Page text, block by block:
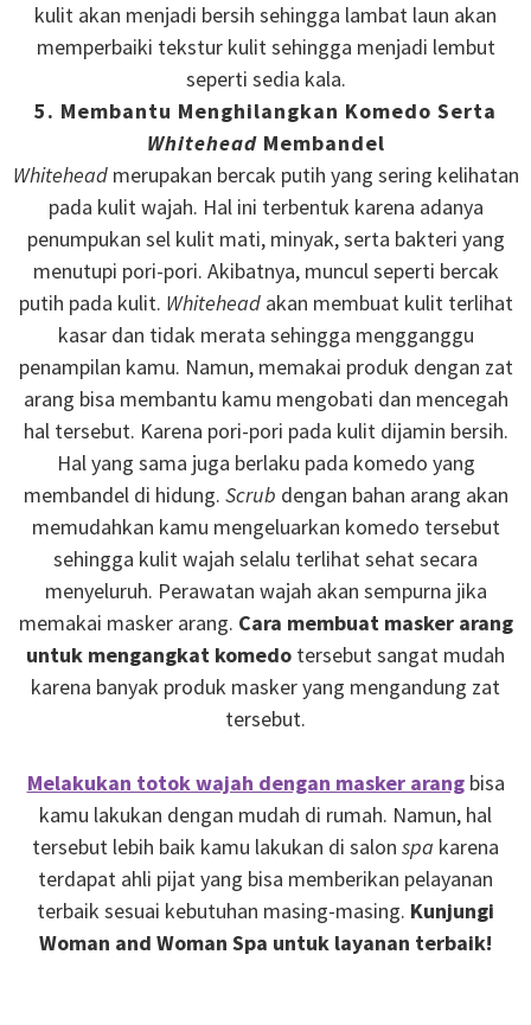
kulit akan menjadi bersih sehingga lambat laun akan
memperbaiki tekstur kulit sehingga menjadi lembut
seperti sedia kala.
5. Membantu Menghilangkan Komedo Serta
WhiteheadMembandel
Whiteheadmerupakan bercak putih yang sering kelihatan
pada kulit wajah. Hal ini terbentuk karena adanya
penumpukan sel kulit mati, minyak, serta bakteri yang
menutupi pori-pori. Akibatnya, muncul seperti bercak
putih pada kulit. Whiteheadakan membuat kulit terlihat
kasar dan tidak merata sehingga mengganggu
penampilan kamu. Namun, memakai produk dengan zat
arang bisa membantu kamu mengobati dan mencegah
hal tersebut. Karena pori-pori pada kulit dijamin bersih.
Hal yang sama juga berlaku pada komedo yang
membandel di hidung. Scrub dengan bahan arang akan
memudahkan kamu mengeluarkan komedo tersebut
sehingga kulit wajah selalu terlihat sehat secara
menyeluruh. Perawatan wajah akan sempurna jika
memakai masker arang. Cara membuat masker arang
untuk mengangkat komedo tersebut sangat mudah
karena banyak produk masker yang mengandung zat
tersebut.
Melakukan totok wajah dengan masker arangbisa
kamu lakukan dengan mudah di rumah. Namun, hal
tersebut lebih baik kamu lakukan di salon spa karena
terdapat ahli pijat yang bisa memberikan pelayanan
terbaik sesuai kebutuhan masing-masing. Kunjungi
Woman and Woman Spa untuk layanan terbaik!